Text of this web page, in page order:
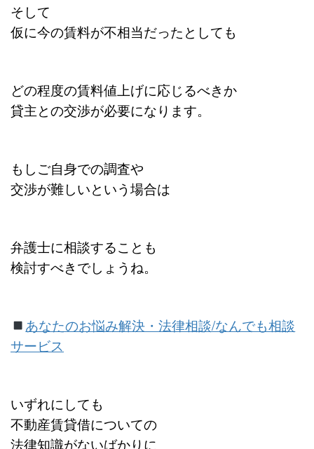
そして
仮に今の賃料が不相当だったとしても
どの程度の賃料値上げに応じるべきか
貸主との交渉が必要になります。
もしご自身での調査や
交渉が難しいという場合は
弁護士に相談することも
検討すべきでしょうね。
あなたのお悩み解決・法律相談/なんでも相談
サービス
いずれにしても
不動産賃貸借についての
法律知識がないばかりに